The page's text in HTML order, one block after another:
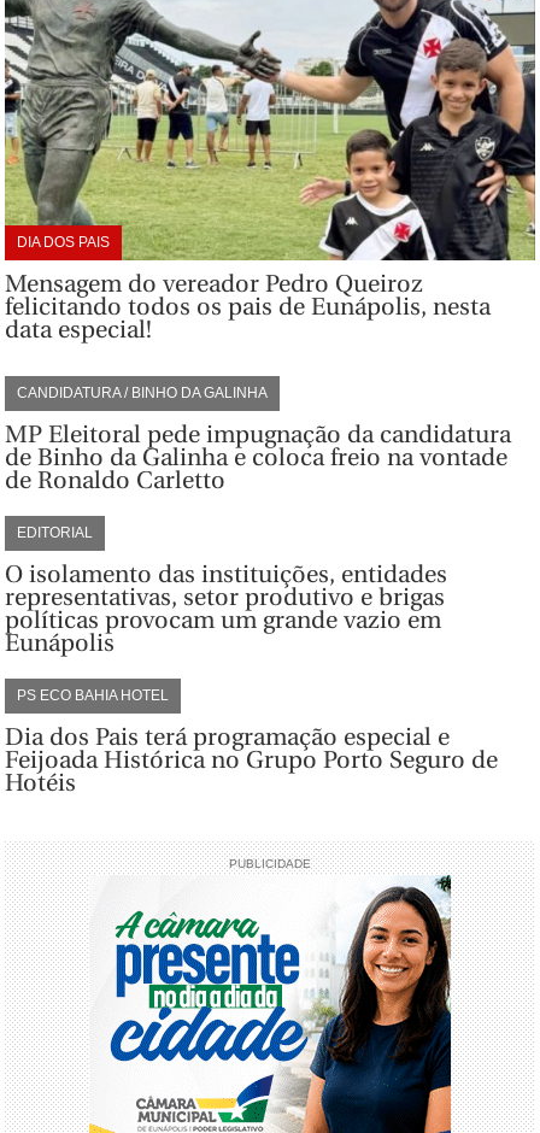
DIA DOS PAIS
Mensagem do vereador Pedro Queiroz
felicitando todos os pais de Eunápolis, nesta
data especial!
CANDIDATURA / BINHO DA GALINHA
MP Eleitoral pede impugnação da candidatura
de Binho da Galinha e coloca freio na vontade
de Ronaldo Carletto
EDITORIAL
O isolamento das instituições, entidades
representativas, setor produtivo e brigas
políticas provocam um grande vazio em
Eunápolis
PS ECO BAHIA HOTEL
Dia dos Pais terá programação especial e
Feijoada Histórica no Grupo Porto Seguro de
Hotéis
PUBLICIDADE